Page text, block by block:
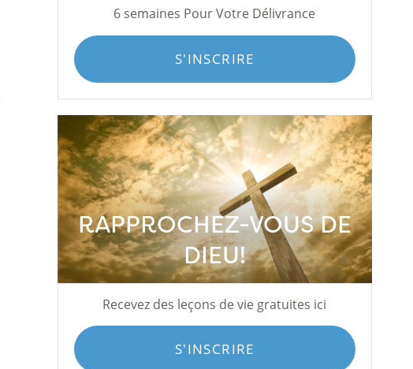
6 semaines Pour Votre Délivrance
S'INSCRIRE
RAPPROCHEZ-VOUS DE
DIEU!
Recevez des leçons de vie gratuites ici
S'INSCRIRE